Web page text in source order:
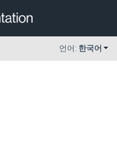
언어: 한국어